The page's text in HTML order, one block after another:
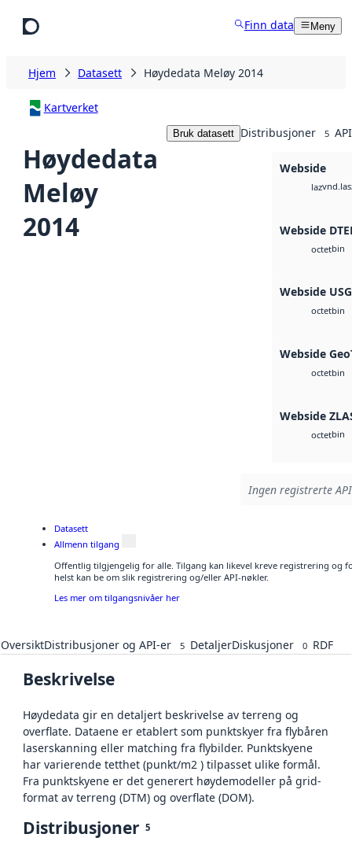
Finn data Meny
Hjem Datasett Høydedata Meløy 2014
Kartverket
Høydedata
Meløy
2014
Bruk datasett Distribusjoner 5
Webside
laz
Webside
octetbin
Webside
octetbin
Webside
octetbin
Webside
octetbin
Ingen registrerte
Datasett
Allmenn tilgang
Offentlig tilgjengelig for alle. Tilgang kan likevel kreve registrering og
helst kan be om slik registrering og/eller API-nøkler.
Les mer om tilgangsnivåer her
OversiktDistribusjoner og API-er 5 DetaljerDiskusjoner 0 RDF
Beskrivelse
Høydedata gir en detaljert beskrivelse av terreng og
overflate. Dataene er etablert som punktskyer fra flybåren
laserskanning eller matching fra flybilder. Punktskyene
har varierende tetthet (punkt/m2 ) tilpasset ulike formål.
Fra punktskyene er det generert høydemodeller på grid-
format av terreng (DTM) og overflate (DOM).
Distribusjoner 5